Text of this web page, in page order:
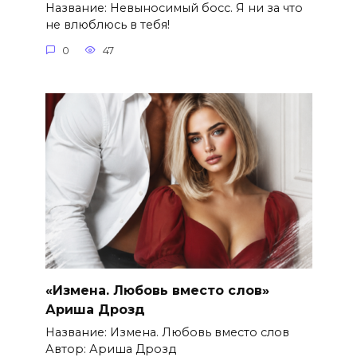
Название: Невыносимый босс. Я ни за что
не влюблюсь в тебя!
0 47
«Измена. Любовь вместо слов»
Ариша Дрозд
Название: Измена. Любовь вместо слов
Автор: Ариша Дрозд